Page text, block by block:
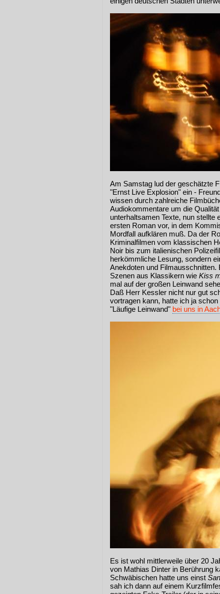
Am Samstag lud der geschätzte
"Ernst Live Explosion" ein -
wissen durch zahlreiche
Audiokommentare um die
unterhaltsamen Texte, nun stellte
ersten Roman vor, in dem
Mordfall aufklären muß. Da der
Kriminalfilmen vom klassischen
Noir bis zum italienischen
herkömmliche Lesung, sondern
Anekdoten und
Szenen aus Klassikern wie Kiss
mal auf der großen Leinwand
Daß Herr Kessler nicht nur gut
vortragen kann, hatte ich ja
"Läufige Leinwand" bei uns in
Es ist wohl mittlerweile über 20
von Mathias Dinter in Berührung
Schwäbischen hatte uns einst
sah ich dann auf einem